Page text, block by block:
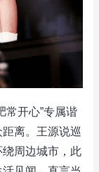
常开心”专属谐
离。王源说巡
周边城市，此